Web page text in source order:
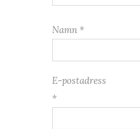
Namn *
E-postadress
*